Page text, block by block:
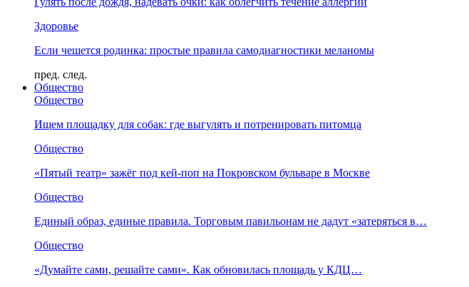
Здоровье
Если чешется родинка: простые правила самодиагностики меланомы
пред. след.
Общество
Общество
Ищем площадку для собак: где выгулять и потренировать питомца
Общество
«Пятый театр» зажёг под кей-поп на Покровском бульваре в Москве
Общество
Единый образ, единые правила. Торговым павильонам не дадут «затеряться в…
Общество
«Думайте сами, решайте сами». Как обновилась площадь у КДЦ…